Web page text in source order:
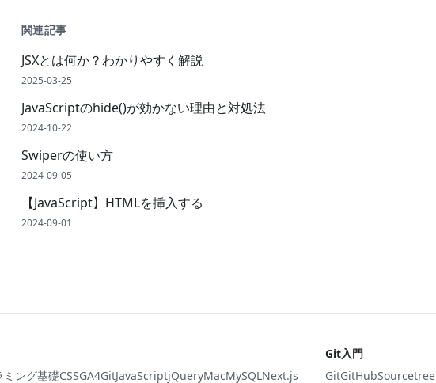
関連記事
JSXとは何か？わかりやすく解説
2025-03-25
JavaScriptのhide()が効かない理由と対処法
2024-10-22
Swiperの使い方
2024-09-05
【JavaScript】HTMLを挿入する
2024-09-01
ミング基礎CSSGA4GitJavaScriptjQueryMacMySQLNext.js
Git入門
GitGitHubSourcetree